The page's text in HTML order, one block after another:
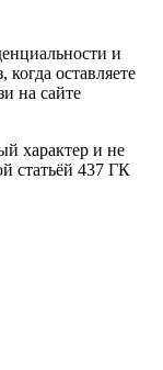
и
оставляете
на сайте
характер и не
статьёй 437 ГК